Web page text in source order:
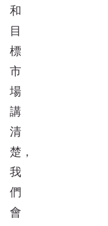
和
目
標
市
場
講
清
楚，
我
們
會